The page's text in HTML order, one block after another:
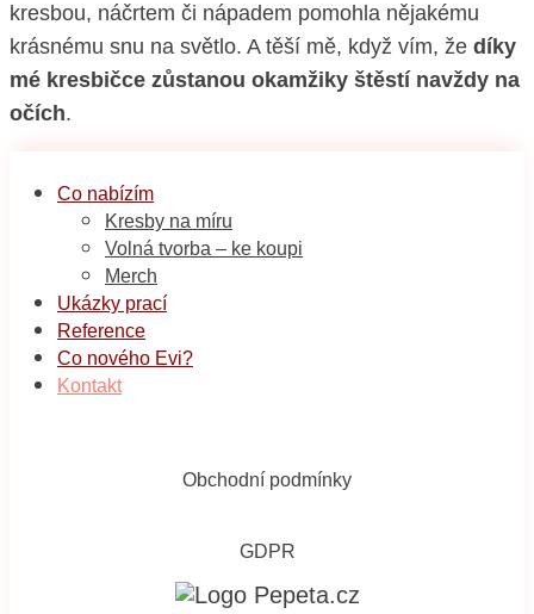
kresbou, náčrtem či nápadem pomohla nějakému
krásnému snu na světlo. A těší mě, když vím, že díky
mé kresbičce zůstanou okamžiky štěstí navždy na
očích.
Co nabízím
Kresby na míru
Volná tvorba – ke koupi
Merch
Ukázky prací
Reference
Co nového Evi?
Kontakt
Obchodní podmínky
GDPR